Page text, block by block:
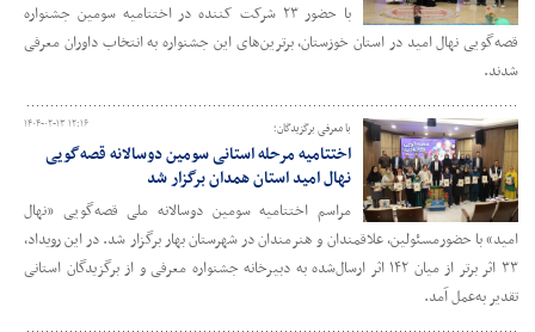
با حضور ۲۳ شرکت کننده در اختتامیه سومین جشنواره
قصه‌گویی نهال امید در استان خوزستان، برترین‌های این جشنواره به انتخاب داوران معرفی
شدند.
۱۴۰۴-۰۲-۱۳ ۱۲:۱۶ با معرفی برگزیدگان؛
اختتامیه مرحله استانی سومین دوسالانه قصه‌گویی
نهال امید استان همدان برگزار شد
مراسم اختتامیه سومین دوسالانه ملی قصه‌گویی «نهال
امید» با حضورمسئولین، علاقمندان و هنرمندان در شهرستان بهار برگزار شد. در این رویداد،
۳۳ اثر برتر از میان ۱۴۲ اثر ارسال‌شده به دبیرخانه جشنواره معرفی و از برگزیدگان استانی
تقدیر به‌عمل آمد.